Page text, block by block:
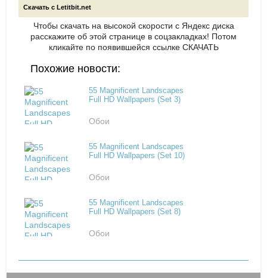
Скачать с Letitbit.net
Чтобы скачать на высокой скорости с Яндекс диска
расскажите об этой странице в соцзакладках! Потом
кликайте по появившейся ссылке СКАЧАТЬ
Похожие новости:
55 Magnificent Landscapes
Full HD Wallpapers (Set 3)
Обои
55 Magnificent Landscapes
Full HD Wallpapers (Set 10)
Обои
55 Magnificent Landscapes
Full HD Wallpapers (Set 8)
Обои